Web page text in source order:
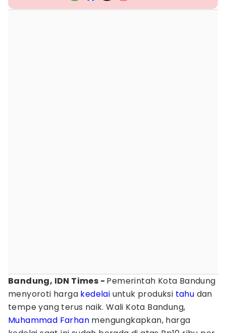
Bandung, IDN Times - Pemerintah Kota Bandung
menyoroti harga kedelai untuk produksi tahu dan
tempe yang terus naik. Wali Kota Bandung,
Muhammad Farhan mengungkapkan, harga